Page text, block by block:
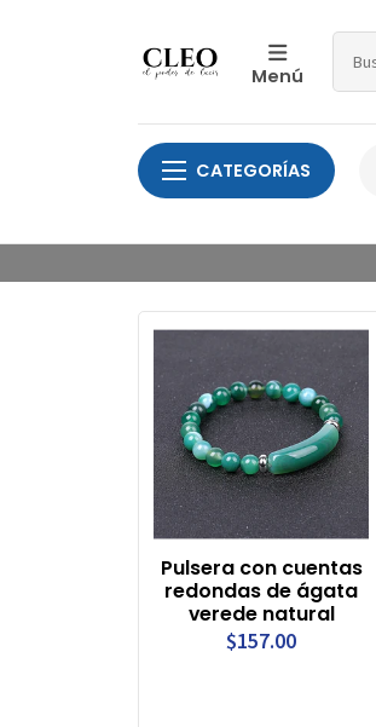
Menú
CATEGORÍAS
Pulsera con cuentas
redondas de ágata
verede natural
$157.00